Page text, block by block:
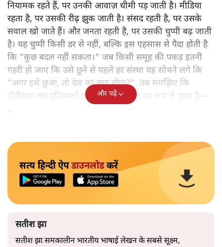
नियामक रहते हैं, पर उनकी आवाज़ धीमी पड़ जाती है। मीडिया
रहता है, पर उसकी रीढ़ झुक जाती है। संसद रहती है, पर उसके
सवाल खो जाते हैं। और जनता रहती है, पर उसकी चुप्पी बढ़ जाती
है। यह चुप्पी किसी डर से नहीं, बल्कि इस एहसास से पैदा होती है
कि “कुछ बदल नहीं सकता।” जब किसी समूह की पकड़ इतनी
गहरी हो जाए कि उसे छूने से पहले हर संस्था यह सोचने लगे कि
“अगर इसे छुआ, तो देश का क्या होगा?”, तब समझिए कि
पूँजीवाद अब प्रतिस्पर्धा का नहीं, केंद्रीकरण का रूप ले चुका है—
एक ऐसा केंद्रीकरण जो धीरे‑धीरे “दरबार” जैसा हो जाता है।
और पढ़ें
सत्य हिन्दी ऐपडाउनलोडकरें
सतीश झा
सतीश झा समकालीन भारतीय भाषाई लेखन के सबसे सूक्ष्म,